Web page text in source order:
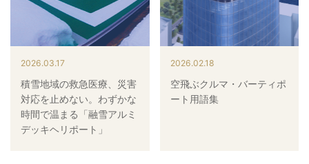
病院関係者の方
自治体関係者の方
設計及び建築関係者の方
English
2026.03.17
積雪地域の救急医療、災害
対応を止めない。わずかな
時間で温まる「融雪アルミ
デッキヘリポート」
2026.02.18
空飛ぶクルマ・バーティポ
ート用語集